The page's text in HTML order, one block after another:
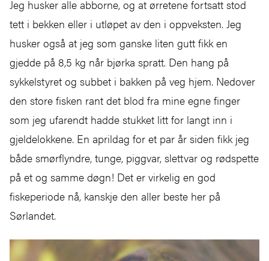
Jeg husker alle abborne, og at ørretene fortsatt stod
tett i bekken eller i utløpet av den i oppveksten. Jeg
husker også at jeg som ganske liten gutt fikk en
gjedde på 8,5 kg når bjørka spratt. Den hang på
sykkelstyret og subbet i bakken på veg hjem. Nedover
den store fisken rant det blod fra mine egne finger
som jeg ufarendt hadde stukket litt for langt inn i
gjeldelokkene. En aprildag for et par år siden fikk jeg
både smørflyndre, tunge, piggvar, slettvar og rødspette
på et og samme døgn! Det er virkelig en god
fiskeperiode nå, kanskje den aller beste her på
Sørlandet.